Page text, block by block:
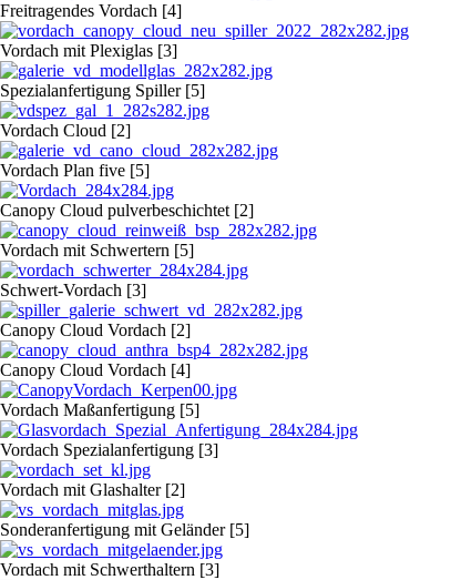
Freitragendes Vordach [4]
Vordach mit Plexiglas [3]
Spezialanfertigung Spiller [5]
Vordach Cloud [2]
Vordach Plan five [5]
Canopy Cloud pulverbeschichtet [2]
Vordach mit Schwertern [5]
Schwert-Vordach [3]
Canopy Cloud Vordach [2]
Canopy Cloud Vordach [4]
Vordach Maßanfertigung [5]
Vordach Spezialanfertigung [3]
Vordach mit Glashalter [2]
Sonderanfertigung mit Geländer [5]
Vordach mit Schwerthaltern [3]